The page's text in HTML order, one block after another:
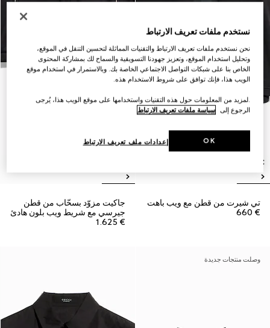
تي شيرت من قطن مع ويب باهت
€ 660
جاكيت مزوّد بسحّاب من قطن
جيرسي مع شريط ويب بلون هادئ
€ 1.625
وصلت منتجات جديدة
نستخدم ملفات تعريف الارتباط
نحن نستخدم ملفات تعريف الارتباط والتقنيات المماثلة لتحسين التنقل في الموقع،
وتحليل استخدام الموقع، وتعزيز جهودنا التسويقية والسماح لك بمشاركة المحتوى
الخاص بنا على شبكات التواصل الاجتماعي الخاصة بك. وبالاستمرار في استخدام موقع
الويب هذا، فإنك توافق على شروط الاستخدام هذه.
.لمزيد من المعلومات حول هذه التقنيات واستخدامها على موقع الويب هذا، يُرجى
الرجوع إلى سياسة ملفات تعريف الارتباط
إعدادات ملف تعريف الارتباط OK